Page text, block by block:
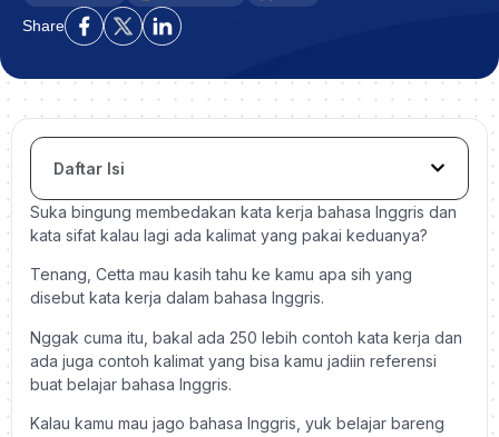
Share
Daftar Isi
Suka bingung membedakan kata kerja bahasa Inggris dan
kata sifat kalau lagi ada kalimat yang pakai keduanya?
Tenang, Cetta mau kasih tahu ke kamu apa sih yang
disebut kata kerja dalam bahasa Inggris.
Nggak cuma itu, bakal ada 250 lebih contoh kata kerja dan
ada juga contoh kalimat yang bisa kamu jadiin referensi
buat belajar bahasa Inggris.
Kalau kamu mau jago bahasa Inggris, yuk belajar bareng